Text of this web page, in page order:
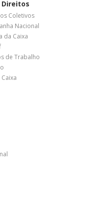
Direitos
Coletivos
Nacional
da Caixa
de Trabalho